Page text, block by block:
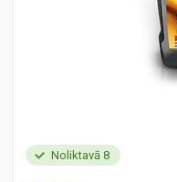
Noliktavā 8